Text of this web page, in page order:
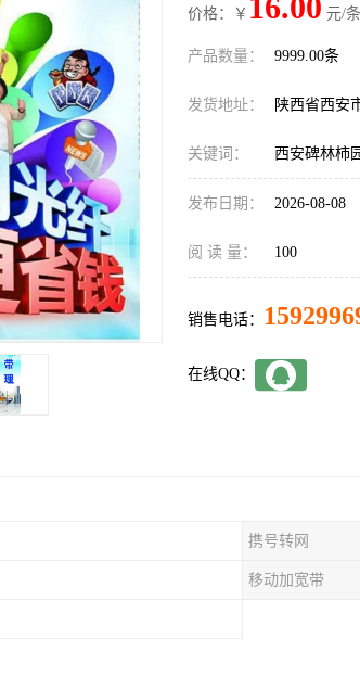
价格：￥ 元/
产品数量： 9999.00条
发货地址： 陕西省西安
关键词： 西安碑林柿
发布日期： 2026-08-08
阅 读 量： 100
销售电话：
在线QQ：
携号转网
移动加宽带